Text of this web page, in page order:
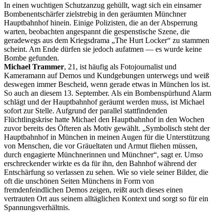
In einen wuchtigen Schutzanzug gehüllt, wagt sich ein einsamer
Bombenentschärfer zielstrebig in den geräumten Münchner
Hauptbahnhof hinein. Einige Polizisten, die an der Absperrung
warten, beobachten angespannt die gespenstische Szene, die
geradewegs aus dem Kriegsdrama „The Hurt Locker“ zu stammen
scheint. Am Ende dürfen sie jedoch aufatmen — es wurde keine
Bombe gefunden.
Michael Trammer, 21, ist häufig als Fotojournalist und
Kameramann auf Demos und Kundgebungen unterwegs und weiß
deswegen immer Bescheid, wenn gerade etwas in München los ist.
So auch an diesem 13. September. Als ein Bombenspürhund Alarm
schlägt und der Hauptbahnhof geräumt werden muss, ist Michael
sofort zur Stelle. Aufgrund der parallel stattfindenden
Flüchtlingskrise hatte Michael den Hauptbahnhof in den Wochen
zuvor bereits des Öfteren als Motiv gewählt. „Symbolisch steht der
Hauptbahnhof in München in meinen Augen für die Unterstützung
von Menschen, die vor Gräueltaten und Armut fliehen müssen,
durch engagierte Münchnerinnen und Münchner“, sagt er. Umso
erschreckender wirkte es da für ihn, den Bahnhof während der
Entschärfung so verlassen zu sehen. Wie so viele seiner Bilder, die
oft die unschönen Seiten Münchens in Form von
fremdenfeindlichen Demos zeigen, reißt auch dieses einen
vertrauten Ort aus seinem alltäglichen Kontext und sorgt so für ein
Spannungsverhältnis.